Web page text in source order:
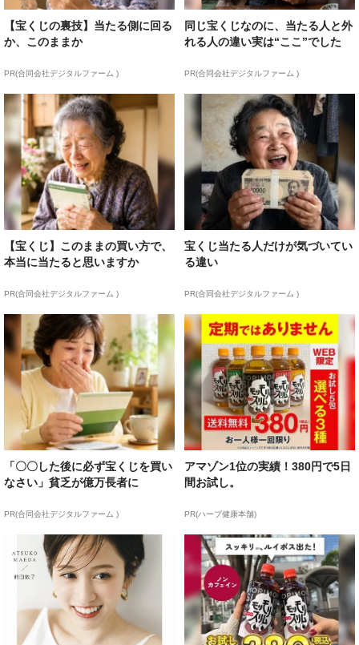
【宝くじの裏技】当たる側に回る
か、このままか
PR(合同会社デジタルファーム )
同じ宝くじなのに、当たる人と外
れる人の違い実は“ここ”でした
PR(合同会社デジタルファーム )
【宝くじ】このままの買い方で、
本当に当たると思いますか
PR(合同会社デジタルファーム )
宝くじ当たる人だけが気づいてい
る違い
PR(合同会社デジタルファーム )
「〇〇した後に必ず宝くじを買い
なさい」貧乏が億万長者に
PR(合同会社デジタルファーム )
アマゾン1位の実績！380円で5日
間お試し。
PR(ハーブ健康本舗)